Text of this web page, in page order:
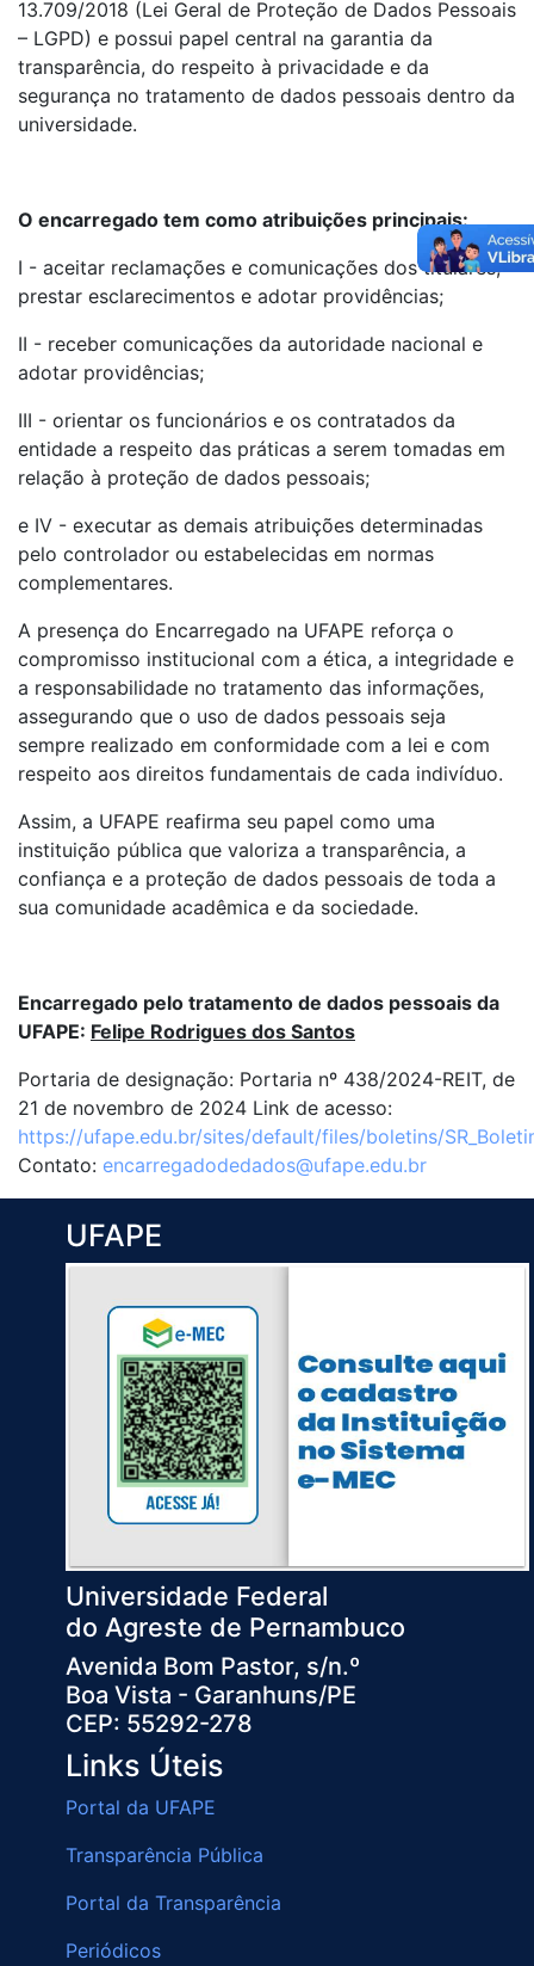
13.709/2018 (Lei Geral de Proteção de Dados Pessoais
– LGPD) e possui papel central na garantia da
transparência, do respeito à privacidade e da
segurança no tratamento de dados pessoais dentro da
universidade.
O encarregado tem como atribuições principais:
I - aceitar reclamações e comunicações dos titulares,
prestar esclarecimentos e adotar providências;
II - receber comunicações da autoridade nacional e
adotar providências;
III - orientar os funcionários e os contratados da
entidade a respeito das práticas a serem tomadas em
relação à proteção de dados pessoais;
e IV - executar as demais atribuições determinadas
pelo controlador ou estabelecidas em normas
complementares.
A presença do Encarregado na UFAPE reforça o
compromisso institucional com a ética, a integridade e
a responsabilidade no tratamento das informações,
assegurando que o uso de dados pessoais seja
sempre realizado em conformidade com a lei e com
respeito aos direitos fundamentais de cada indivíduo.
Assim, a UFAPE reafirma seu papel como uma
instituição pública que valoriza a transparência, a
confiança e a proteção de dados pessoais de toda a
sua comunidade acadêmica e da sociedade.
Encarregado pelo tratamento de dados pessoais da
UFAPE: Felipe Rodrigues dos Santos
Portaria de designação: Portaria nº 438/2024-REIT, de
21 de novembro de 2024 Link de acesso:
https://ufape.edu.br/sites/default/files/boletins/
Contato: encarregadodedados@ufape.edu.br
UFAPE
Universidade Federal
do Agreste de Pernambuco
Avenida Bom Pastor, s/n.º
Boa Vista - Garanhuns/PE
CEP: 55292-278
Links Úteis
Portal da UFAPE
Transparência Pública
Portal da Transparência
Periódicos